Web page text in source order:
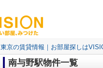
東京の賃貸情報｜お部屋探しは
南与野駅物件一覧